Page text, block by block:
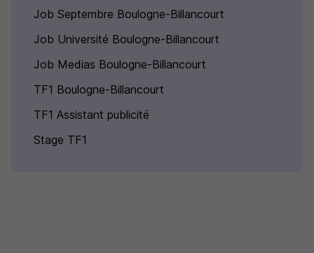
Job Septembre Boulogne-Billancourt
Job Université Boulogne-Billancourt
Job Medias Boulogne-Billancourt
TF1 Boulogne-Billancourt
TF1 Assistant publicité
Stage TF1